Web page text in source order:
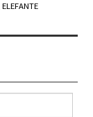
ELEFANTE